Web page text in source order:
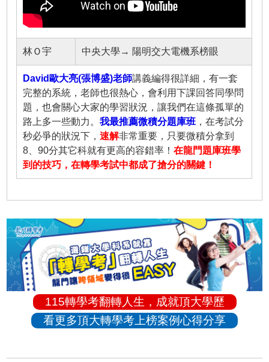
林Ｏ宇 中央大學→ 陽明交大電機系榜眼
David歐大亮(張博盛)老師講義編得很詳細，有一套
完整的系統，老師也很熱心，會利用下課回答同學問
題，也會關心大家的學習狀況，讓我們在這條孤單的
路上多一些動力。我最推薦微積分題庫班，在考試分
秒必爭的狀況下，速解非常重要，只要微積分拿到
8、90分其它科就有更高的容錯率！在龍門題庫班學
到的技巧，在轉學考試中都成了搶分的關鍵！
115轉學考翻轉人生，成就頂大學歷
看更多頂大轉學考上榜案例心得分享